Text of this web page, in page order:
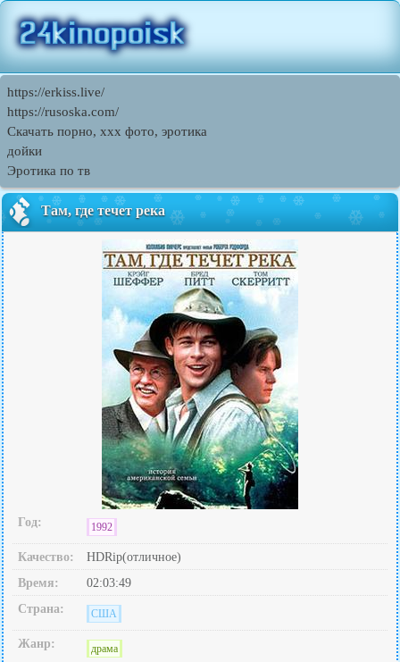
https://erkiss.live/
https://rusoska.com/
Скачать порно, ххх фото, эротика
дойки
Эротика по тв
Там, где течет река
Год: 1992
Качество:
HDRip(отличное)
Время:
02:03:49
Страна:
США
Жанр: драма